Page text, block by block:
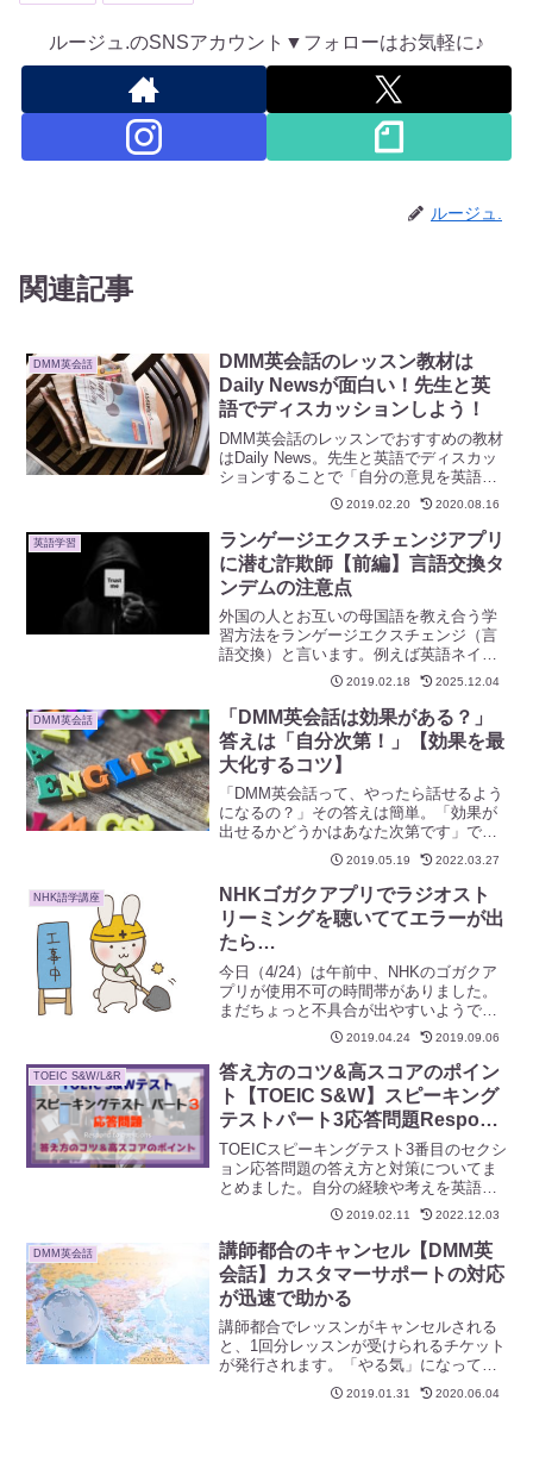
ルージュ.のSNSアカウント▼フォローはお気軽に♪
ルージュ.
関連記事
DMM英会話
DMM英会話のレッスン教材は
Daily Newsが面白い！先生と英
語でディスカッションしよう！
DMM英会話のレッスンでおすすめの教材
はDaily News。先生と英語でディスカッ
ションすることで「自分の意見を英語で
言う練習」ができます。レッスン時間を
有効に使うコツは、語彙などは予習で済
ませておくこと。
2019.02.20 2020.08.16
英語学習
ランゲージエクスチェンジアプリ
に潜む詐欺師【前編】言語交換タ
ンデムの注意点
外国の人とお互いの母国語を教え合う学
習方法をランゲージエクスチェンジ（言
語交換）と言います。例えば英語ネイテ
ィブとパートナーを組み、こちらが日本
語を教え、相手が英語を教えてくれると
いうやり方。無料アプリもありますが、
利用には注意が必要です。私がTandemタ
ンデムで出会った怪しい人の話をします
ね。
2019.02.18 2025.12.04
DMM英会話
「DMM英会話は効果がある？」
答えは「自分次第！」【効果を最
大化するコツ】
「DMM英会話って、やったら話せるよう
になるの？」その答えは簡単。「効果が
出せるかどうかはあなた次第です」では
最大限の効果を得るために、どう取り組
んだらいいのか、一緒に考えていきま
す。さあ、一歩踏み出して、なりたい自
分になりましょう。
2019.05.19 2022.03.27
NHK語学講座
NHKゴガクアプリでラジオスト
リーミングを聴いててエラーが出
たら…
今日（4/24）は午前中、NHKのゴガクア
プリが使用不可の時間帯がありました。
まだちょっと不具合が出やすいようで
す。「再生済みとして記録しました！」
が出る前にエラーメッセージが出るとち
ょっとイラッとしますね^^;
2019.04.24 2019.09.06
TOEIC S&W/L&R
答え方のコツ&高スコアのポイン
ト【TOEIC S&W】スピーキング
テストパート3応答問題Respond
to Questions
TOEICスピーキングテスト3番目のセクシ
ョン応答問題の答え方と対策についてま
とめました。自分の経験や考えを英語で
表現できるよう練習しておくと役立ちま
す。多少の文法ミスや言い間違いを気に
するより、はっきり堂々と答えることが
大切です。
2019.02.11 2022.12.03
DMM英会話
講師都合のキャンセル【DMM英
会話】カスタマーサポートの対応
が迅速で助かる
講師都合でレッスンがキャンセルされる
と、1回分レッスンが受けられるチケット
が発行されます。「やる気」になってい
たのを削がれるようで、がっかりしてし
まいますが、気を取り直して、埋め合わ
2019.01.31 2020.06.04